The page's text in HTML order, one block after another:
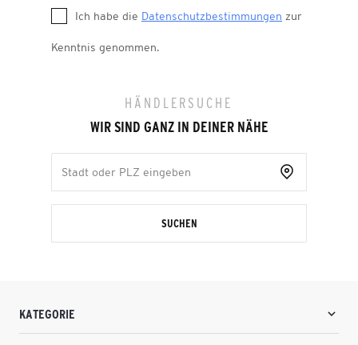
Ich habe die Datenschutzbestimmungen zur
Kenntnis genommen.
HÄNDLERSUCHE
WIR SIND GANZ IN DEINER NÄHE
SUCHEN
KATEGORIE